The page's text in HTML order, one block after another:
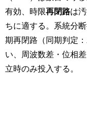
有効、時限再閉路は
ちに適する。系統分
期再閉路（同期判定
い、周波数差・位相
立時のみ投入する。